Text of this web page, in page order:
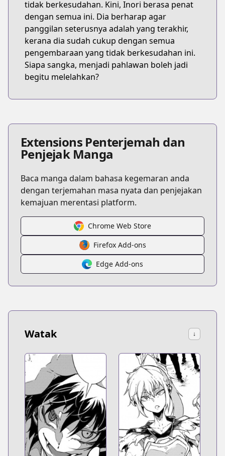
tidak berkesudahan. Kini, Inori berasa penat
dengan semua ini. Dia berharap agar
panggilan seterusnya adalah yang terakhir,
kerana dia sudah cukup dengan semua
pengembaraan yang tidak berkesudahan ini.
Siapa sangka, menjadi pahlawan boleh jadi
begitu melelahkan?
Extensions Penterjemah dan
Penjejak Manga
Baca manga dalam bahasa kegemaran anda
dengan terjemahan masa nyata dan penjejakan
kemajuan merentasi platform.
Chrome Web Store
Firefox Add-ons
Edge Add-ons
Watak ↓